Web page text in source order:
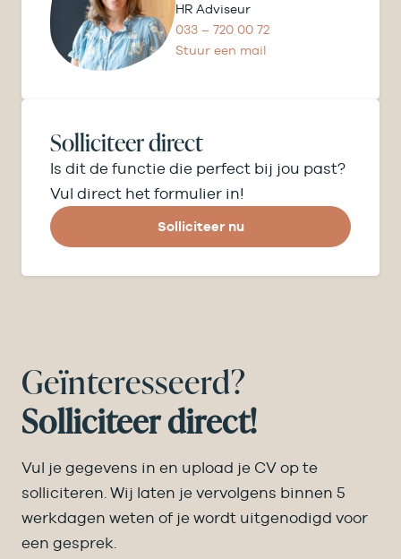
HR Adviseur
033 – 720 00 72
Stuur een mail
Solliciteer direct
Is dit de functie die perfect bij jou past?
Vul direct het formulier in!
Solliciteer nu
Geïnteresseerd?
Solliciteer direct!
Vul je gegevens in en upload je CV op te
solliciteren. Wij laten je vervolgens binnen 5
werkdagen weten of je wordt uitgenodigd voor
een gesprek.